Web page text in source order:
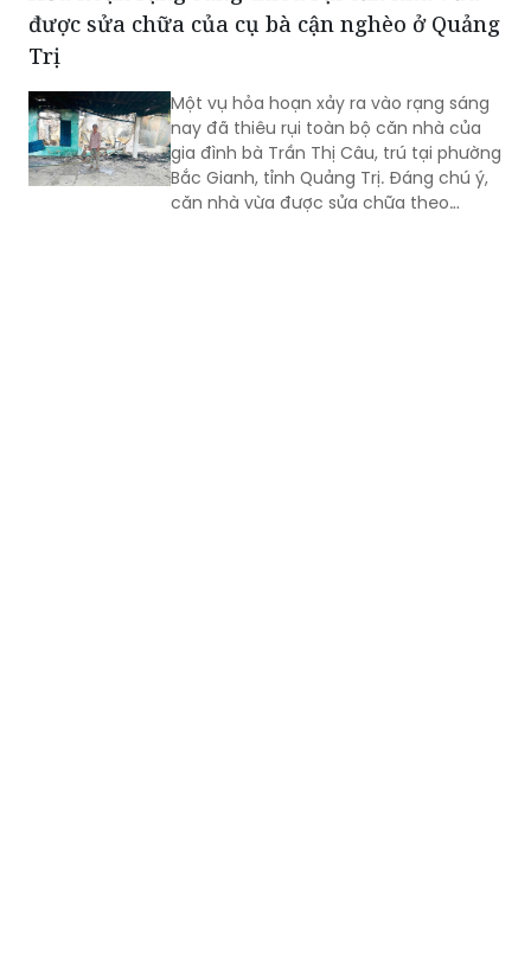
được sửa chữa của cụ bà cận nghèo ở Quảng
Trị
Một vụ hỏa hoạn xảy ra vào rạng sáng
nay đã thiêu rụi toàn bộ căn nhà của
gia đình bà Trần Thị Câu, trú tại phường
Bắc Gianh, tỉnh Quảng Trị. Đáng chú ý,
căn nhà vừa được sửa chữa theo